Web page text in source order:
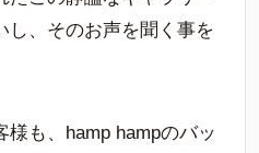
し、そのお声を聞く事を
も、hamp hampのバッ